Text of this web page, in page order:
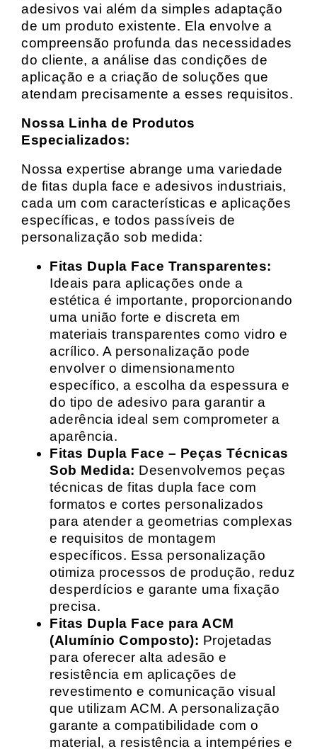
adesivos vai além da simples adaptação
de um produto existente. Ela envolve a
compreensão profunda das necessidades
do cliente, a análise das condições de
aplicação e a criação de soluções que
atendam precisamente a esses requisitos.
Nossa Linha de Produtos
Especializados:
Nossa expertise abrange uma variedade
de fitas dupla face e adesivos industriais,
cada um com características e aplicações
específicas, e todos passíveis de
personalização sob medida:
Fitas Dupla Face Transparentes:
Ideais para aplicações onde a
estética é importante, proporcionando
uma união forte e discreta em
materiais transparentes como vidro e
acrílico. A personalização pode
envolver o dimensionamento
específico, a escolha da espessura e
do tipo de adesivo para garantir a
aderência ideal sem comprometer a
aparência.
Fitas Dupla Face – Peças Técnicas
Sob Medida: Desenvolvemos peças
técnicas de fitas dupla face com
formatos e cortes personalizados
para atender a geometrias complexas
e requisitos de montagem
específicos. Essa personalização
otimiza processos de produção, reduz
desperdícios e garante uma fixação
precisa.
Fitas Dupla Face para ACM
(Alumínio Composto): Projetadas
para oferecer alta adesão e
resistência em aplicações de
revestimento e comunicação visual
que utilizam ACM. A personalização
garante a compatibilidade com o
material, a resistência a intempéries e